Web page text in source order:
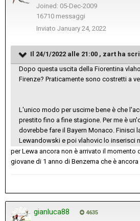
Joined: 05-Dec-2009
16710 messaggi
Inviato January 24, 2022
Il 24/1/2022 alle 21:00 , zart ha
Dopo questa uscita della Fiorentina
Firenze? Praticamente sono costretti a
L'unico modo per uscirne bene è che
prestito fino a fine stagione. Per me è
dovrebbe fare il Bayern Monaco. Finisci
Lewandowski e poi vlahovic lo inserisci
per Lewa ancora non è arrivato il momento
giovane di 1 anno di Benzema che è
gianluca88 4635